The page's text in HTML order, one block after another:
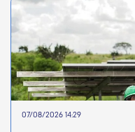
07/08/2026 14:29